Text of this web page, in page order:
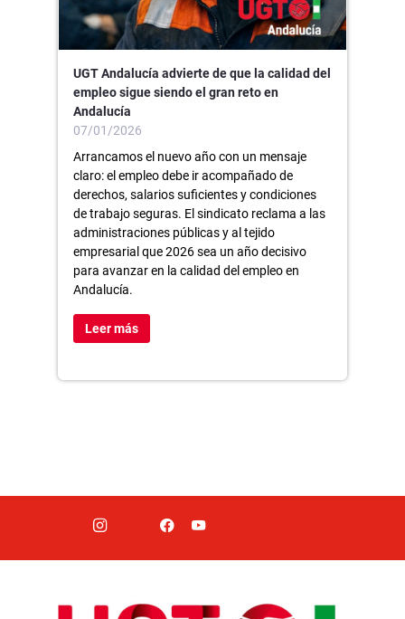
UGT Andalucía advierte de que la calidad del
empleo sigue siendo el gran reto en
Andalucía
07/01/2026
Arrancamos el nuevo año con un mensaje
claro: el empleo debe ir acompañado de
derechos, salarios suficientes y condiciones
de trabajo seguras. El sindicato reclama a las
administraciones públicas y al tejido
empresarial que 2026 sea un año decisivo
para avanzar en la calidad del empleo en
Andalucía.
Leer más